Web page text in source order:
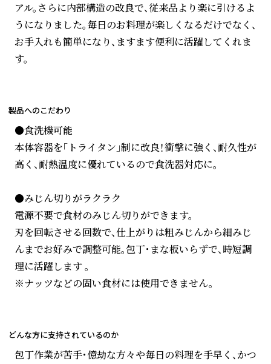
アル。さらに内部構造の改良で、従来品より楽に引けるよ
うになりました。毎日のお料理が楽しくなるだけでなく、
お手入れも簡単になり、ますます便利に活躍してくれま
す。
製品へのこだわり
●食洗機可能
本体容器を「トライタン」制に改良！衝撃に強く、耐久性が
高く、耐熱温度に優れているので食洗器対応に。
●みじん切りがラクラク
電源不要で食材のみじん切りができます。
刃を回転させる回数で、仕上がりは粗みじんから細みじ
んまでお好みで調整可能。包丁・まな板いらずで、時短調
理に活躍します 。
※ナッツなどの固い食材には使用できません。
どんな方に支持されているのか
包丁作業が苦手・億劫な方々や毎日の料理を手早く、かつ